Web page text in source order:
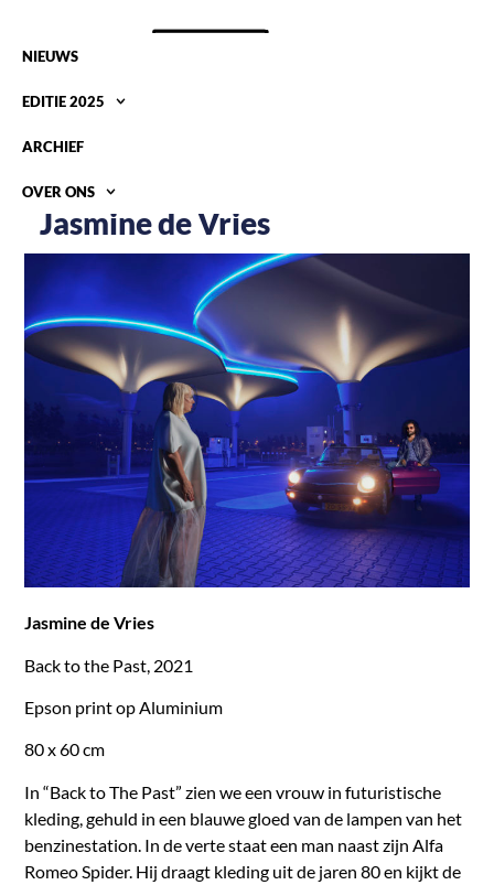
NIEUWS
EDITIE 2025
ARCHIEF
OVER ONS
Jasmine de Vries
Jasmine de Vries
Back to the Past, 2021
Epson print op Aluminium
80 x 60 cm
In “Back to The Past” zien we een vrouw in futuristische
kleding, gehuld in een blauwe gloed van de lampen van het
benzinestation. In de verte staat een man naast zijn Alfa
Romeo Spider. Hij draagt kleding uit de jaren 80 en kijkt de